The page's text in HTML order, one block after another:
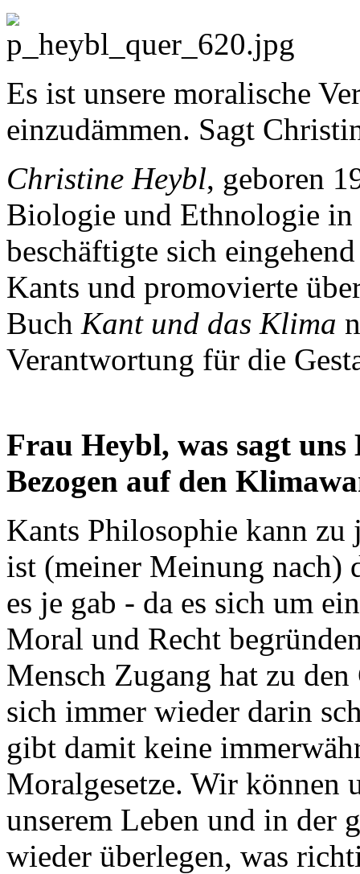
Es ist unsere moralische
einzudämmen. Sagt
Christine Heybl, geboren
Biologie und Ethnologie
beschäftigte sich
Kants und promovierte
Buch Kant und das Klima
Verantwortung für die
Frau Heybl, was sagt
Bezogen auf den
Kants Philosophie kann zu
ist (meiner Meinung nach)
es je gab - da es sich um
Moral und Recht
Mensch Zugang hat zu
sich immer wieder darin
gibt damit keine
Moralgesetze. Wir können
unserem Leben und in der
wieder überlegen, was